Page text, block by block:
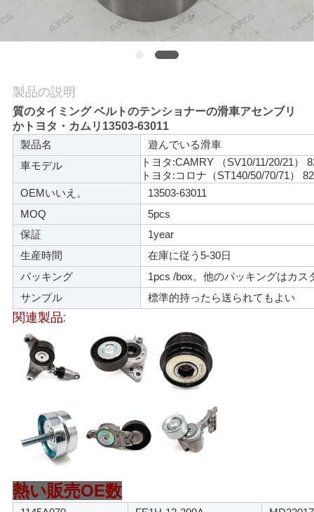
理
問
い
合
わ
ニ
ュ
ー
を
求
製品の説明
質のタイミング ベルトのテンショナーの滑車アセンブリ
かトヨタ・カムリ13503-63011
製品名
遊んでいる滑車
車モデル
トヨタ:CAMRY （SV10/11/20/21）
トヨタ:コロナ（ST140/50/70/71）
OEMいいえ。
13503-63011
MOQ
5pcs
保証
1year
生産時間
在庫に従う5-30日
パッキング
1pcs /box。他のパッキングはカス
サンプル
標準的持ったら送られてもよい
関連製品:
熱い販売OE数